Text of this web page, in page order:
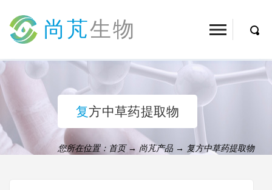
尚芃生物
复方中草药提取物
您所在位置： 首页→ 尚芃产品 → 复方中草药提取物